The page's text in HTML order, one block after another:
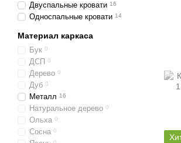
Двуспальные кровати 16
Односпальные кровати 14
Материал каркаса
Бук 0
ДСП 0
Дерево 0
Дуб 0
Металл 16
Натуральное дерево 0
Ольха 0
Сосна 0